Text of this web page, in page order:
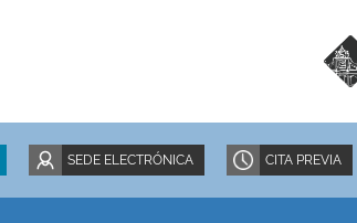
SEDE ELECTRÓNICA CITA PREVIA